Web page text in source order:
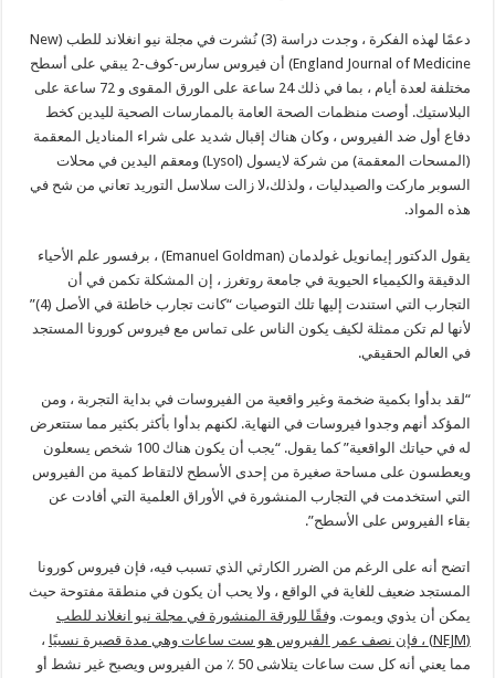
دعمًا لهذه الفكرة ، وجدت دراسة (3) نُشرت في مجلة نيو انغلاند للطب (New
England Journal of Medicine) أن فيروس سارس-كوف-2 يبقي على أسطح
مختلفة لعدة أيام ، بما في ذلك 24 ساعة على الورق المقوى و 72 ساعة على
البلاستيك. أوصت منظمات الصحة العامة بالممارسات الصحية لليدين كخط
دفاع أول ضد الفيروس ، وكان هناك إقبال شديد على شراء المناديل المعقمة
(المسحات المعقمة) من شركة لايسول (Lysol) ومعقم اليدين في محلات
السوبر ماركت والصيدليات ، ولذلك،لا زالت سلاسل التوريد تعاني من شح في
هذه المواد.
يقول الدكتور إيمانويل غولدمان (Emanuel Goldman) ، برفسور علم الأحياء
الدقيقة والكيمياء الحيوية في جامعة روتغرز ، إن المشكلة تكمن في أن
التجارب التي استندت إليها تلك التوصيات “كانت تجارب خاطئة في الأصل (4)”
لأنها لم تكن ممثلة لكيف يكون الناس على تماس مع فيروس كورونا المستجد
في العالم الحقيقي.
“لقد بدأوا بكمية ضخمة وغير واقعية من الفيروسات في بداية التجربة ، ومن
المؤكد أنهم وجدوا فيروسات في النهاية. لكنهم بدأوا بأكثر بكثير مما ستتعرض
له في حياتك الواقعية” كما يقول. “يجب أن يكون هناك 100 شخص يسعلون
ويعطسون على مساحة صغيرة من إحدى الأسطح لالتقاط كمية من الفيروس
التي استخدمت في التجارب المنشورة في الأوراق العلمية التي أفادت عن
بقاء الفيروس على الأسطح”.
اتضح أنه على الرغم من الضرر الكارثي الذي تسبب فيه، فإن فيروس كورونا
المستجد ضعيف للغاية في الواقع ، ولا يحب أن يكون في منطقة مفتوحة حيث
يمكن أن يذوي ويموت.وفقًا للورقة المنشورة في مجلة نيو انغلاند للطب
(
NEJM) ، فإن نصف عمر الفيروس هو ست ساعات وهي مدة قصيرة نسبيًا ،
مما يعني أنه كل ست ساعات يتلاشى 50 ٪ من الفيروس ويصبح غير نشط أو